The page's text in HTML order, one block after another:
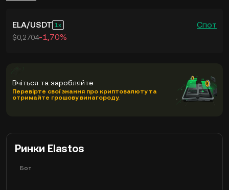
ELA/USDT 1 Спот
$0,2704-1,70%
Вчіться та заробляйте
Перевірте свої знання про криптовалюту та
отримайте грошову винагороду.
Ринки Elastos
Бот